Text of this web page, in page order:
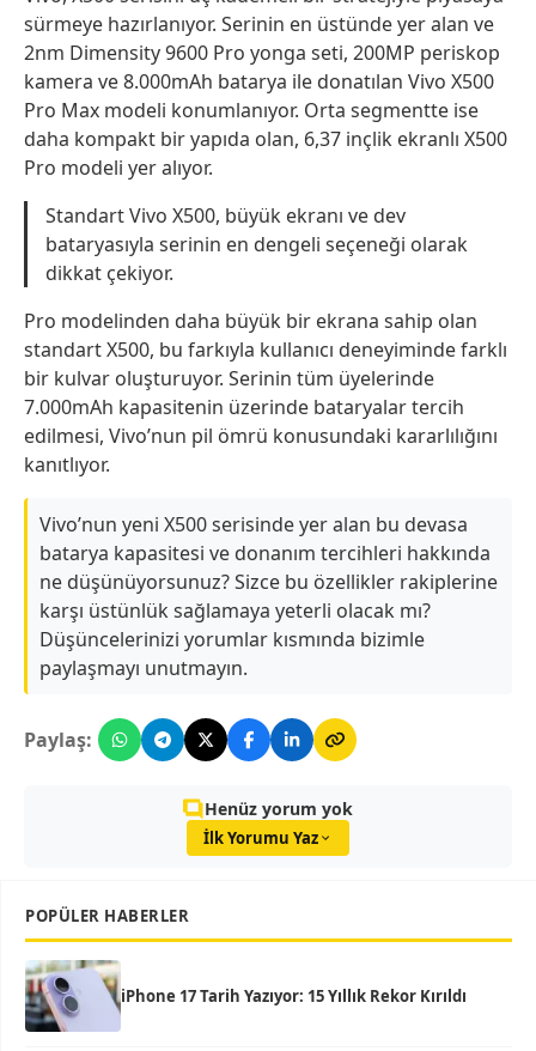
sürmeye hazırlanıyor. Serinin en üstünde yer alan ve
2nm Dimensity 9600 Pro yonga seti, 200MP periskop
kamera ve 8.000mAh batarya ile donatılan Vivo X500
Pro Max modeli konumlanıyor. Orta segmentte ise
daha kompakt bir yapıda olan, 6,37 inçlik ekranlı X500
Pro modeli yer alıyor.
Standart Vivo X500, büyük ekranı ve dev
bataryasıyla serinin en dengeli seçeneği olarak
dikkat çekiyor.
Pro modelinden daha büyük bir ekrana sahip olan
standart X500, bu farkıyla kullanıcı deneyiminde farklı
bir kulvar oluşturuyor. Serinin tüm üyelerinde
7.000mAh kapasitenin üzerinde bataryalar tercih
edilmesi, Vivo’nun pil ömrü konusundaki kararlılığını
kanıtlıyor.
Vivo’nun yeni X500 serisinde yer alan bu devasa
batarya kapasitesi ve donanım tercihleri hakkında
ne düşünüyorsunuz? Sizce bu özellikler rakiplerine
karşı üstünlük sağlamaya yeterli olacak mı?
Düşüncelerinizi yorumlar kısmında bizimle
paylaşmayı unutmayın.
Paylaş:
Henüz yorum yok
İlk Yorumu Yaz
POPÜLER HABERLER
iPhone 17 Tarih Yazıyor: 15 Yıllık Rekor Kırıldı